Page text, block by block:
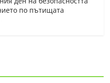
по пътищата